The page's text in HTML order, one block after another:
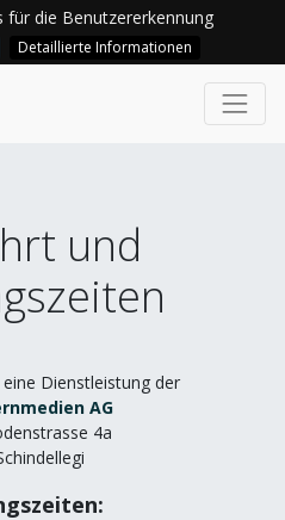
für die Benutzererkennung
Detaillierte Informationen
und
Dienstleistung der
AG
4a